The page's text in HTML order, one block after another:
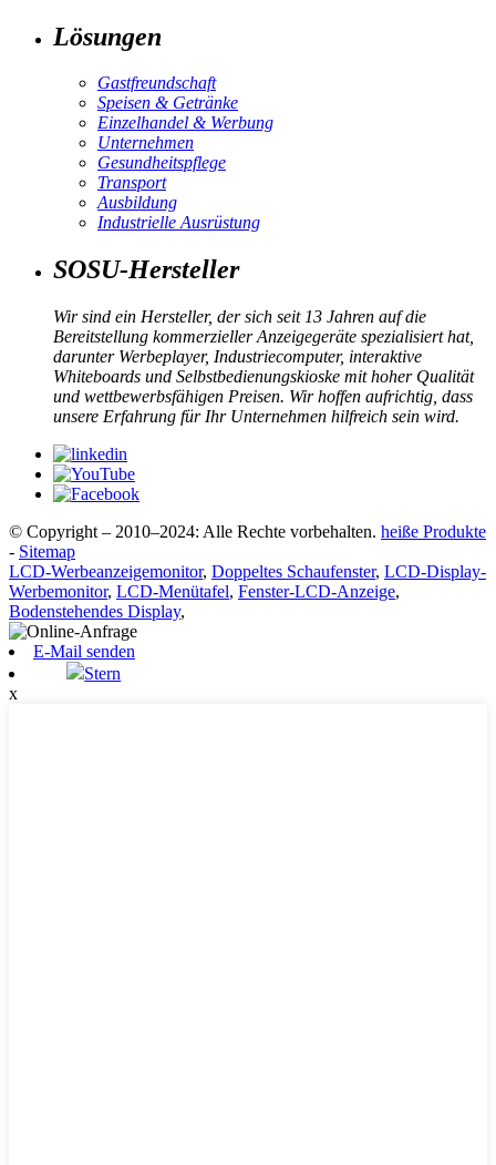
Lösungen
Gastfreundschaft
Speisen & Getränke
Einzelhandel & Werbung
Unternehmen
Gesundheitspflege
Transport
Ausbildung
Industrielle Ausrüstung
SOSU-Hersteller
Wir sind ein Hersteller, der sich seit 13 Jahren auf die
Bereitstellung kommerzieller Anzeigegeräte spezialisiert hat,
darunter Werbeplayer, Industriecomputer, interaktive
Whiteboards und Selbstbedienungskioske mit hoher Qualität
und wettbewerbsfähigen Preisen. Wir hoffen aufrichtig, dass
unsere Erfahrung für Ihr Unternehmen hilfreich sein wird.
© Copyright – 2010–2024: Alle Rechte vorbehalten. heiße Produkte
- Sitemap
LCD-Werbeanzeigemonitor, Doppeltes Schaufenster, LCD-Display-
Werbemonitor, LCD-Menütafel, Fenster-LCD-Anzeige,
Bodenstehendes Display,
E-Mail senden
Stern
x